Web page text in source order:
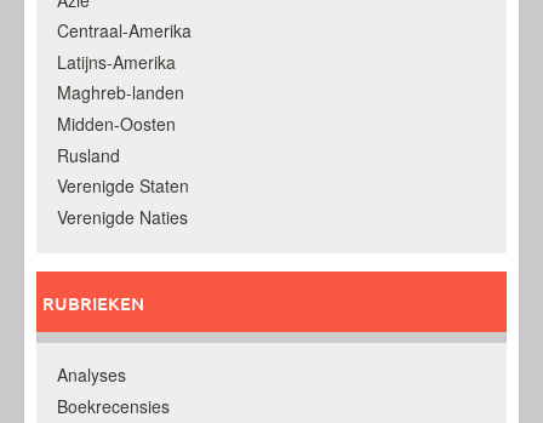
Centraal-Amerika
Latijns-Amerika
Maghreb-landen
Midden-Oosten
Rusland
Verenigde Staten
Verenigde Naties
RUBRIEKEN
Analyses
Boekrecensies